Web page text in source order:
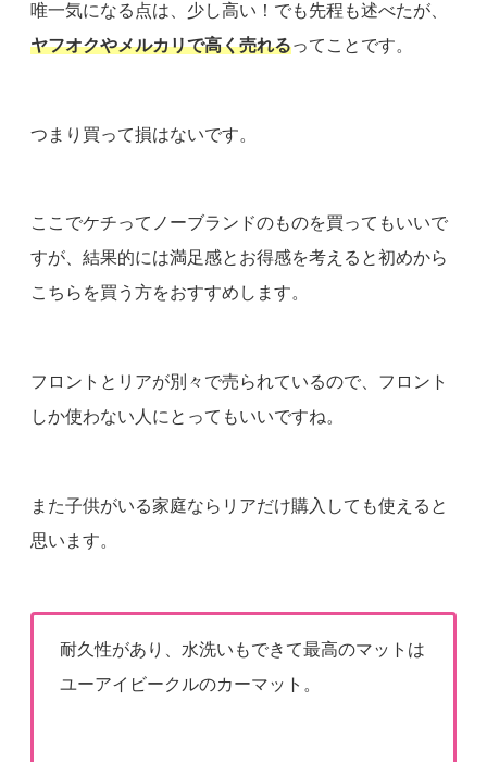
唯一気になる点は、少し高い！でも先程も述べたが、
ヤフオクやメルカリで高く売れるってことです。
つまり買って損はないです。
ここでケチってノーブランドのものを買ってもいいで
すが、結果的には満足感とお得感を考えると初めから
こちらを買う方をおすすめします。
フロントとリアが別々で売られているので、フロント
しか使わない人にとってもいいですね。
また子供がいる家庭ならリアだけ購入しても使えると
思います。
耐久性があり、水洗いもできて最高のマットは
ユーアイビークルのカーマット。